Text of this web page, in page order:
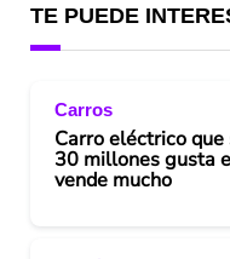
TE PUEDE
Carros
Carro eléctrico
30 millones gusta
vende mucho